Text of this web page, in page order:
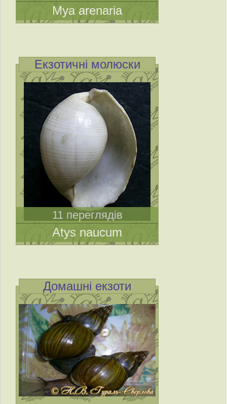
Mya arenaria
Екзотичні молюски
11 переглядів
Atys naucum
Домашні екзоти